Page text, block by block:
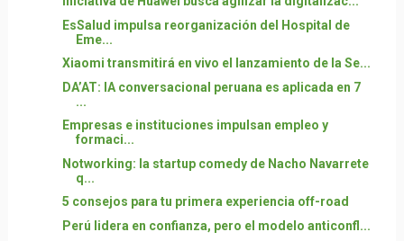
EsSalud impulsa reorganización del Hospital de
Eme...
Xiaomi transmitirá en vivo el lanzamiento de la Se...
DA’AT: IA conversacional peruana es aplicada en 7
...
Empresas e instituciones impulsan empleo y
formaci...
Notworking: la startup comedy de Nacho Navarrete
q...
5 consejos para tu primera experiencia off-road
Perú lidera en confianza, pero el modelo anticonfl...